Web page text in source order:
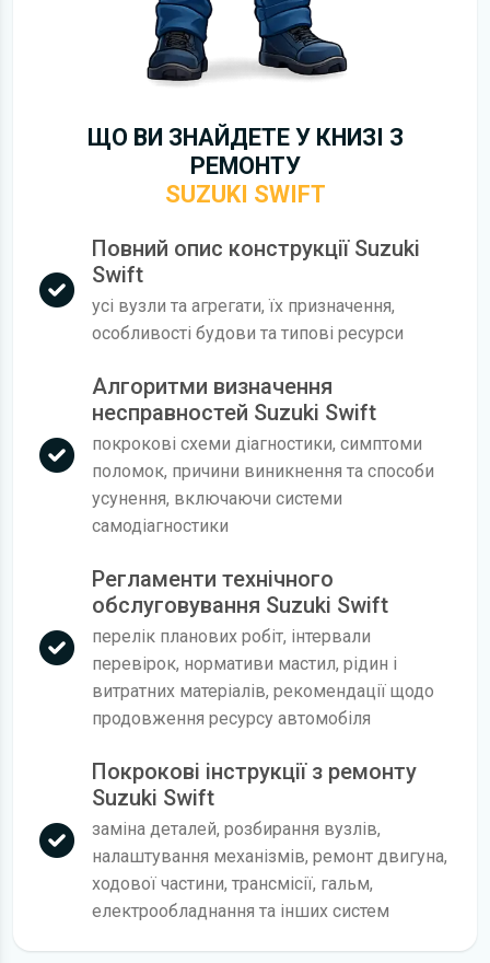
ЩО ВИ ЗНАЙДЕТЕ У КНИЗІ З
РЕМОНТУ
SUZUKI SWIFT
Повний опис конструкції Suzuki
Swift
усі вузли та агрегати, їх призначення,
особливості будови та типові ресурси
Алгоритми визначення
несправностей Suzuki Swift
покрокові схеми діагностики, симптоми
поломок, причини виникнення та способи
усунення, включаючи системи
самодіагностики
Регламенти технічного
обслуговування Suzuki Swift
перелік планових робіт, інтервали
перевірок, нормативи мастил, рідин і
витратних матеріалів, рекомендації щодо
продовження ресурсу автомобіля
Покрокові інструкції з ремонту
Suzuki Swift
заміна деталей, розбирання вузлів,
налаштування механізмів, ремонт двигуна,
ходової частини, трансмісії, гальм,
електрообладнання та інших систем